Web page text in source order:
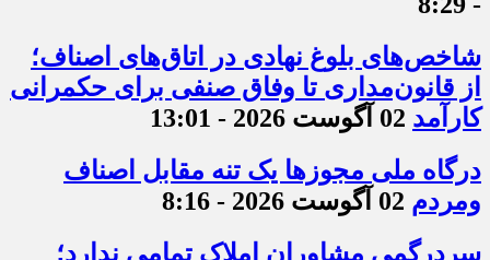
شاخص‌های بلوغ نهادی در اتاق‌های اصناف؛
از قانون‌مداری تا وفاق صنفی برای حکمرانی
کارآمد 02 آگوست 2026 - 13:01
درگاه ملی مجوزها یک تنه مقابل اصناف
ومردم 02 آگوست 2026 - 8:16
سردرگمی مشاوران املاک تمامی ندارد؛